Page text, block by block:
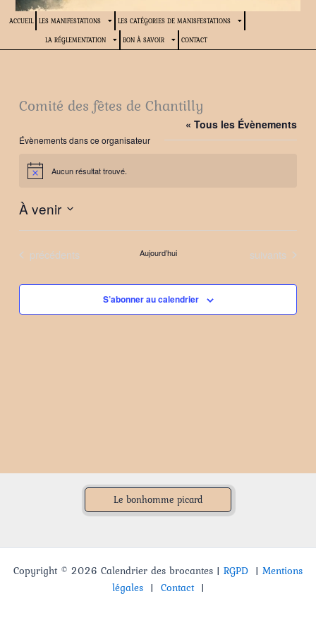
ACCUEIL LES MANIFESTATIONS LES CATÉGORIES DE MANISFESTATIONS
LA RÉGLEMENTATION BON À SAVOIR CONTACT
Comité des fêtes de Chantilly
« Tous les Évènements
Évènements dans ce organisateur
Notice Aucun résultat trouvé.
À venir
Sélectionnez
date.Évènements
précédents Aujourd’hui Évènements
suivants
S’abonner au calendrier
Le bonhomme picard
Copyright © 2026 Calendrier des brocantes | RGPD | Mentions
légales| Contact|